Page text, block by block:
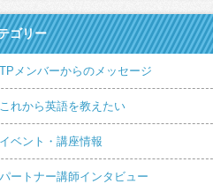
ゴリー
メンバーからのメッセージ
れから英語を教えたい
ベント・講座情報
ートナー講師インタビュー